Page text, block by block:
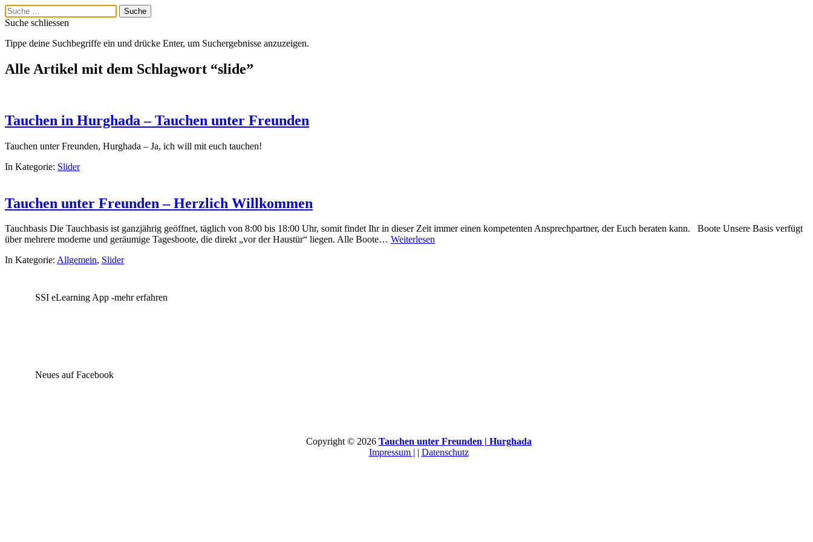
Suche schliessen
Tippe deine Suchbegriffe ein und drücke Enter, um Suchergebnisse anzuzeigen.
English
Nederlands
Home
Angebote Le Pacha
Resort
Tauchen Hurghada
Anmeldeformular
Kontakt
Alle Artikel mit dem Schlagwort “slide”
Tauchen in Hurghada – Tauchen unter Freunden
Tauchen unter Freunden, Hurghada – Ja, ich will mit euch tauchen!
In Kategorie: Slider
Tauchen unter Freunden – Herzlich Willkommen
Tauchbasis Die Tauchbasis ist ganzjährig geöffnet, täglich von 8:00 bis 18:00 Uhr, somit findet Ihr in dieser Zeit immer einen kompetenten Ansprechpartner, der Euch beraten kann. Boote Unsere Basis verfügt
über mehrere moderne und geräumige Tagesboote, die direkt „vor der Haustür“ liegen. Alle Boote… Weiterlesen
In Kategorie: Allgemein, Slider
SSI eLearning App -mehr erfahren
Neues auf Facebook
Copyright © 2026 Tauchen unter Freunden | Hurghada
Impressum | | Datenschutz